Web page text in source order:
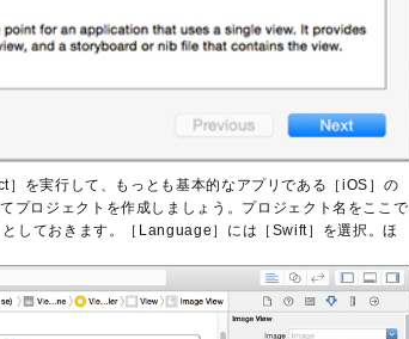
を実行して、もっとも基本的なアプリである［iOS］の
ロジェクトを作成しましょう。プロジェクト名をここで
ておきます。［Language］には［Swift］を選択。ほ